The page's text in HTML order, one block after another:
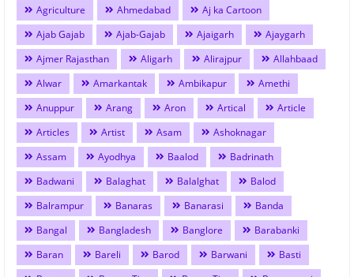
Agriculture
Ahmedabad
Aj ka Cartoon
Ajab Gajab
Ajab-Gajab Ajaigarh
Ajaygarh
Ajmer Rajasthan
Aligarh Alirajpur
Allahbaad
Alwar
Amarkantak Ambikapur
Amethi
Anuppur
Arang Aron Artical
Article
Articles
Artist Asam
Ashoknagar
Assam
Ayodhya Baalod
Badrinath
Badwani
Balaghat Balalghat
Balod
Balrampur
Banaras Banarasi
Banda
Bangal
Bangladesh Banglore
Barabanki
Baran
Bareli Barod Barwani
Basti